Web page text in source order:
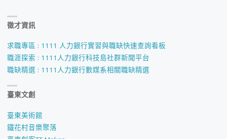
戲
與
徵才資訊
求職專區 : 1111 人力銀行實習與職缺快速查詢看板
職涯探索 : 1111人力銀行科技島社群新聞平台
職缺精選 : 1111人力銀行數媒系相關職缺精選
臺東文創
臺東美術館
鐵花村音樂聚落